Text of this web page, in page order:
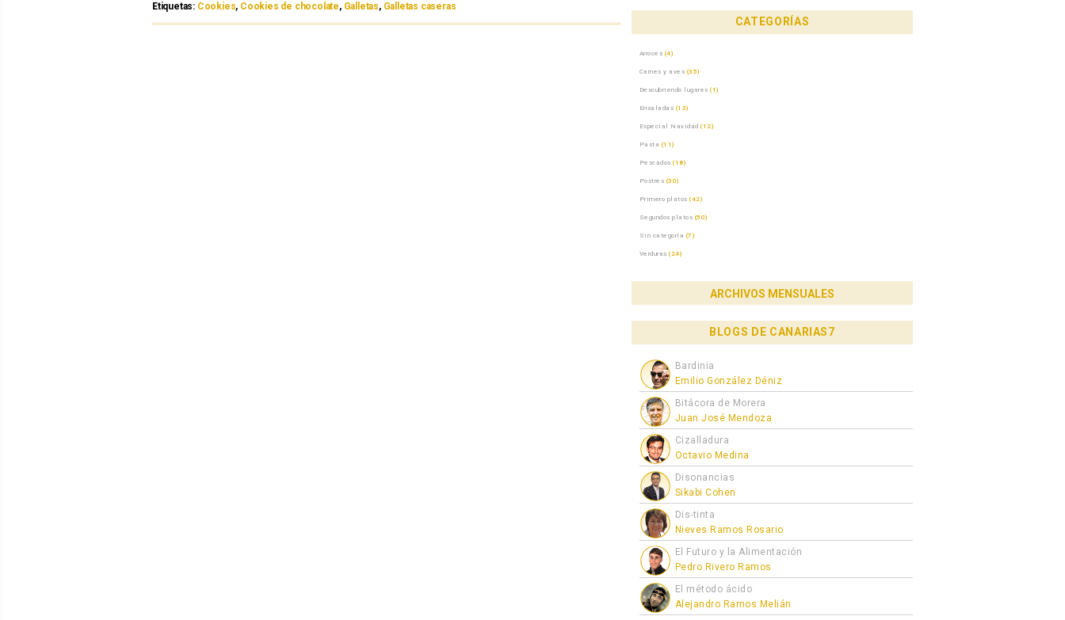
Etiquetas: Etiquetas
Cookies, Cookies de chocolate, Galletas, Galletas caseras
CATEGORÍAS
Arroces (4)
Carnes y aves (35)
Descubriendo lugares (1)
Ensaladas (13)
Especial Navidad (12)
Pasta (11)
Pescados (18)
Postres (30)
Primero platos (42)
Segundos platos (50)
Sin categoría (7)
Verduras (24)
ARCHIVOS MENSUALES
BLOGS DE CANARIAS7
Bardinia
Emilio González Déniz
Bitácora de Morera
Juan José Mendoza
Cizalladura
Octavio Medina
Disonancias
Sikabi Cohen
Dis-tinta
Nieves Ramos Rosario
El Futuro y la Alimentación
Pedro Rivero Ramos
El método ácido
Alejandro Ramos Melián